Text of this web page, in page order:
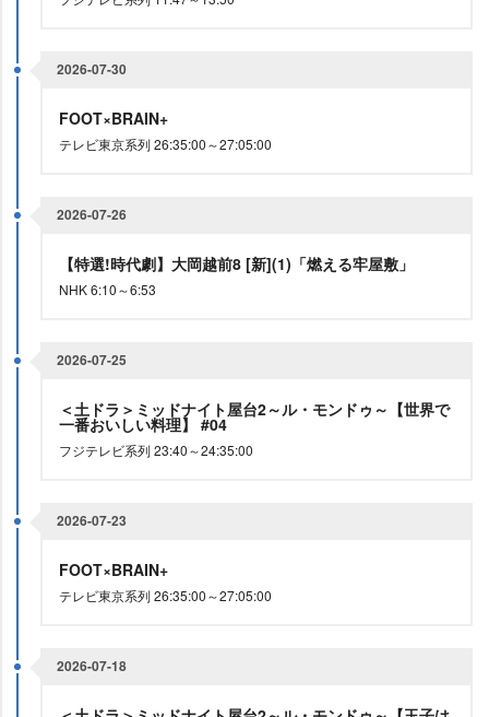
2026-07-30
FOOT×BRAIN+
テレビ東京系列 26:35:00～27:05:00
2026-07-26
【特選!時代劇】大岡越前8 [新](1)「燃える牢屋敷」
NHK 6:10～6:53
2026-07-25
＜土ドラ＞ミッドナイト屋台2～ル・モンドゥ～【世界で
一番おいしい料理】 #04
フジテレビ系列 23:40～24:35:00
2026-07-23
FOOT×BRAIN+
テレビ東京系列 26:35:00～27:05:00
2026-07-18